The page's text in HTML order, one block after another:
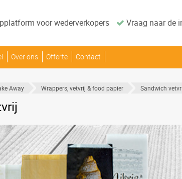
voor wederverkopers Vraag naar de
Over ons Offerte Contact
Away Wrappers, vetvrij & food papier Sandwich